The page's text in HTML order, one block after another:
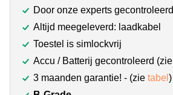
Door onze experts gecontroleerd
Altijd meegeleverd: laadkabel
Toestel is simlockvrij
Accu / Batterij gecontroleerd (zie
3 maanden garantie! - (zie tabel )